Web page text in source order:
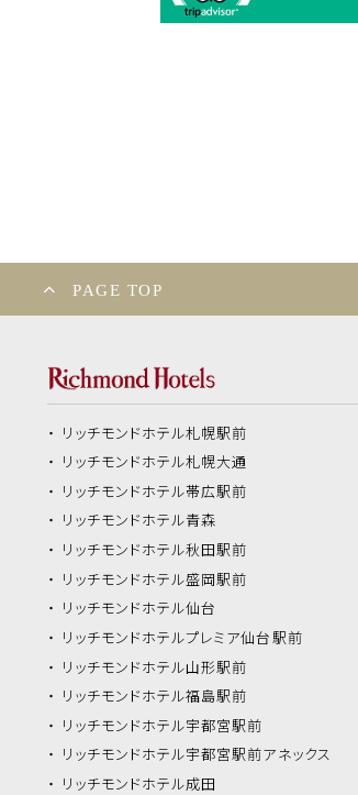
PAGE TOP
リッチモンドホテル札幌駅前
リッチモンドホテル札幌大通
リッチモンドホテル帯広駅前
リッチモンドホテル青森
リッチモンドホテル秋田駅前
リッチモンドホテル盛岡駅前
リッチモンドホテル仙台
リッチモンドホテルプレミア仙台駅前
リッチモンドホテル山形駅前
リッチモンドホテル福島駅前
リッチモンドホテル宇都宮駅前
リッチモンドホテル宇都宮駅前アネックス
リッチモンドホテル成田